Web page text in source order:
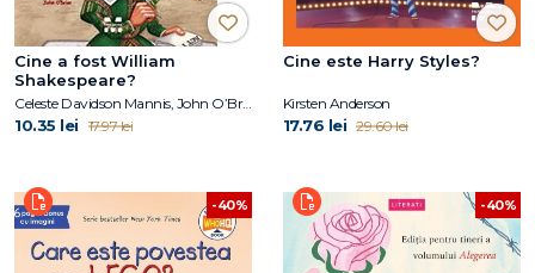
Cine a fost William
Shakespeare?
Celeste Davidson Mannis, John O’Brien
10.35 lei 17.97 lei
Cine este Harry Styles?
Kirsten Anderson
17.76 lei 29.60 lei
-40% -40%